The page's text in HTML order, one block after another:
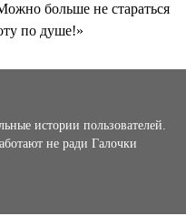
больше не стараться
по душе!»
истории пользователей.
не ради Галочки